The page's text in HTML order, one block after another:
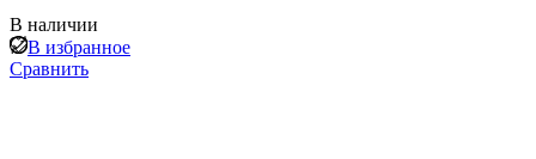
В наличии
В избранное
Сравнить